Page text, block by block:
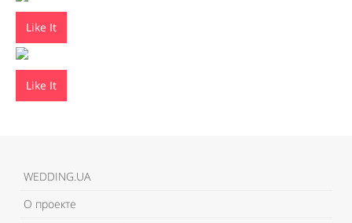
Like It
Like It
WEDDING.UA
О проекте